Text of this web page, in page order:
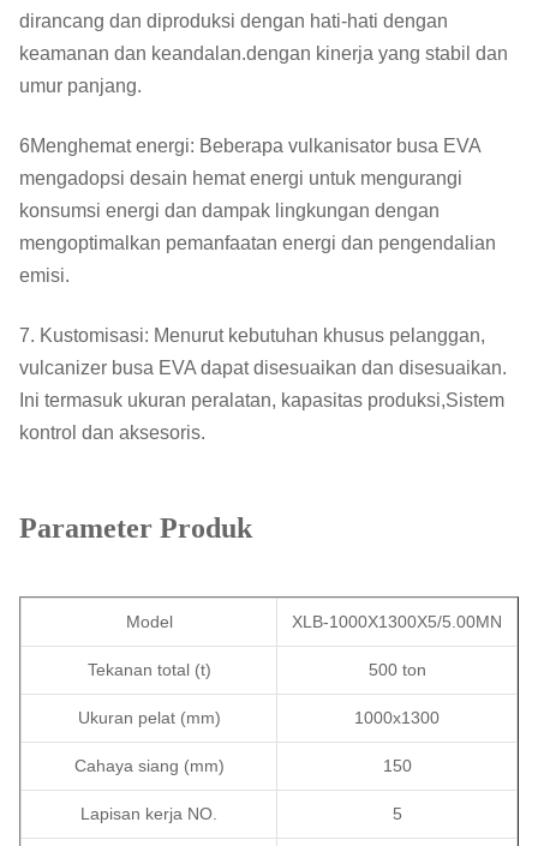
dirancang dan diproduksi dengan hati-hati dengan
keamanan dan keandalan.dengan kinerja yang stabil dan
umur panjang.
6Menghemat energi: Beberapa vulkanisator busa EVA
mengadopsi desain hemat energi untuk mengurangi
konsumsi energi dan dampak lingkungan dengan
mengoptimalkan pemanfaatan energi dan pengendalian
emisi.
7. Kustomisasi: Menurut kebutuhan khusus pelanggan,
vulcanizer busa EVA dapat disesuaikan dan disesuaikan.
Ini termasuk ukuran peralatan, kapasitas produksi,Sistem
kontrol dan aksesoris.
Parameter Produk
Model XLB-1000X1300X5/5.00MN
Tekanan total (t) 500 ton
Ukuran pelat (mm) 1000x1300
Cahaya siang (mm) 150
Lapisan kerja NO. 5